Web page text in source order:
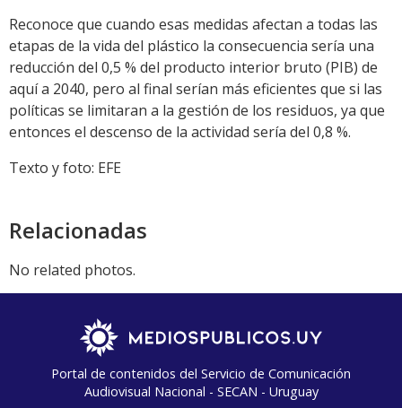
Reconoce que cuando esas medidas afectan a todas las
etapas de la vida del plástico la consecuencia sería una
reducción del 0,5 % del producto interior bruto (PIB) de
aquí a 2040, pero al final serían más eficientes que si las
políticas se limitaran a la gestión de los residuos, ya que
entonces el descenso de la actividad sería del 0,8 %.
Texto y foto: EFE
Relacionadas
No related photos.
Portal de contenidos del Servicio de Comunicación
Audiovisual Nacional - SECAN - Uruguay